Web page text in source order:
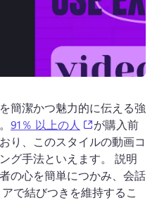
簡潔かつ魅力的に伝える強
91％ 以上の人 (opens in a
が購入前
り、このスタイルの動画コ
グ手法といえます。 説明
の心を簡単につかみ、会話
で結びつきを維持するこ